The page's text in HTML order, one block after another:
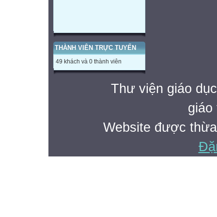
THÀNH VIÊN TRỰC TUYẾN
49 khách và 0 thành viên
Thư viện giáo
giáo
Website được